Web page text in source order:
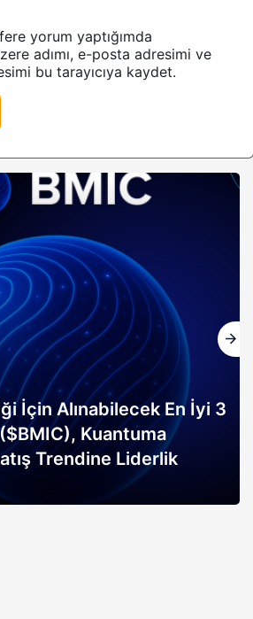
yorum yaptığımda
adımı, e-posta adresimi ve
bu tarayıcıya kaydet.
İçin Alınabilecek En İyi 3
Kuantuma
Trendine Liderlik